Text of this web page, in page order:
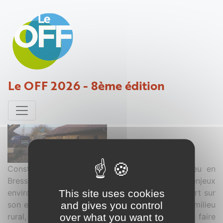
Le OFF 2026 - 8ème édition
Ecolieu du Portail
Projet déposé par BergÃ¨re-Regler - 31 octobre 2014
Construction (humaine et bâtiment) d'un écolieu en
Bresse : projet global qui tente de répondre aux enjeux
environnementaux actuels en créant un lieu ouvert sur
son environnement social : travailler et vivre en milieu
rural, expérimenter et transmettre des savoir faire
This site uses cookies
and gives you control
over what you want to